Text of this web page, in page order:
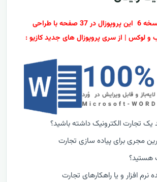
برای اولین بار- نسخه 6 این پروپوزال در 37 صفحه با طراحی
و لوکس | از سری پروپوزال های جدید کازیو :
یک تجارت الکترونیک داشته باشید؟
مجری برای پیاده سازی تجارت
هستید؟
نرم افزار و یا راهکارهای تجارت